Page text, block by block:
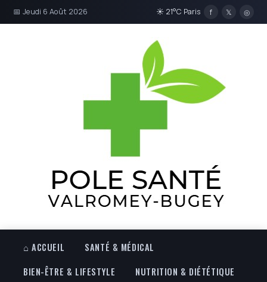
📅 Jeudi 6 Août 2026 ☀ 21°C Paris f 𝕏 ◎
⌂ ACCUEIL
SANTÉ & MÉDICAL
BIEN-ÊTRE & LIFESTYLE
NUTRITION & DIÉTÉTIQUE